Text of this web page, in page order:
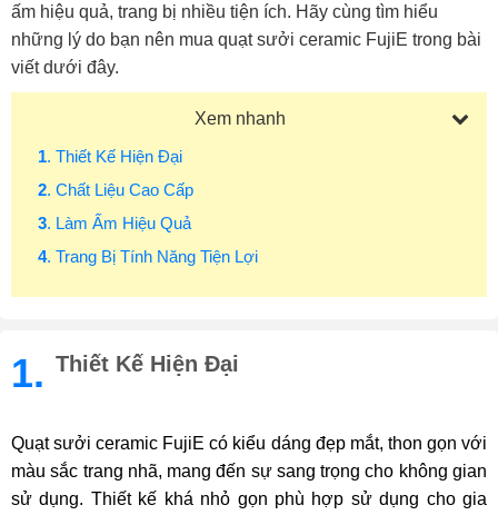
ấm hiệu quả, trang bị nhiều tiện ích. Hãy cùng tìm hiểu
những lý do bạn nên mua quạt sưởi ceramic FujiE trong bài
viết dưới đây.
Xem nhanh
1. Thiết Kế Hiện Đại
2. Chất Liệu Cao Cấp
3. Làm Ấm Hiệu Quả
4. Trang Bị Tính Năng Tiện Lợi
1. Thiết Kế Hiện Đại
Quạt sưởi ceramic FujiE có kiểu dáng đẹp mắt, thon gọn với
màu sắc trang nhã, mang đến sự sang trọng cho không gian
sử dụng. Thiết kế khá nhỏ gọn phù hợp sử dụng cho gia